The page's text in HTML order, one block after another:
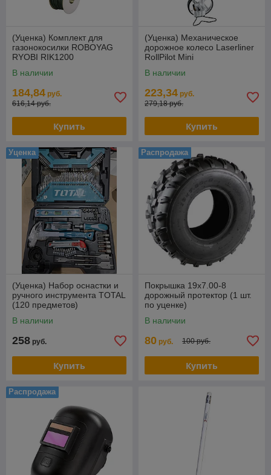
(Уценка) Комплект для
газонокосилки ROBOYAG
RYOBI RIK1200
В наличии
184,84 руб.
616,14 руб.
Купить
(Уценка) Механическое
дорожное колесо Laserliner
RollPilot Mini
В наличии
223,34 руб.
279,18 руб.
Купить
Уценка
(Уценка) Набор оснастки и
ручного инструмента TOTAL
(120 предметов)
В наличии
258 руб.
Купить
Распродажа
Покрышка 19х7.00-8
дорожный протектор (1 шт.
по уценке)
В наличии
80 руб. 100 руб.
Купить
Распродажа